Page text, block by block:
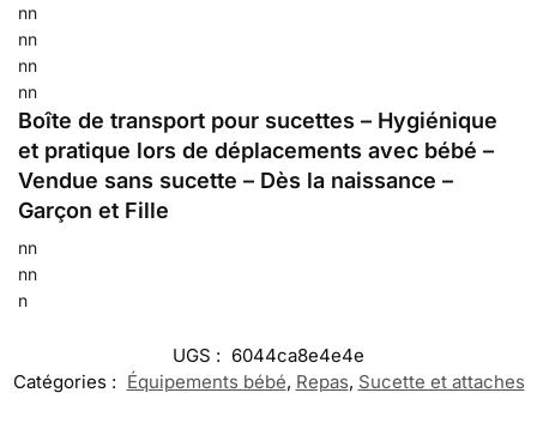
nn
nn
nn
nn
Boîte de transport pour sucettes – Hygiénique
et pratique lors de déplacements avec bébé –
Vendue sans sucette – Dès la naissance –
Garçon et Fille
nn
nn
n
UGS : 6044ca8e4e4e
Catégories : Équipements bébé, Repas, Sucette et attaches